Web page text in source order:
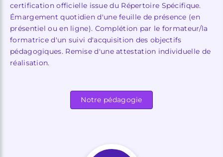
certification officielle issue du Répertoire Spécifique.
Émargement quotidien d'une feuille de présence (en
présentiel ou en ligne). Complétion par le formateur/la
formatrice d'un suivi d'acquisition des objectifs
pédagogiques. Remise d'une attestation individuelle de
réalisation.
Notre pédagogie